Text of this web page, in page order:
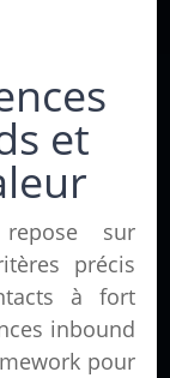
et
sur
précis
à fort
inbound
pour